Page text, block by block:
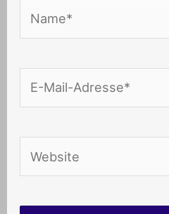
Mail-